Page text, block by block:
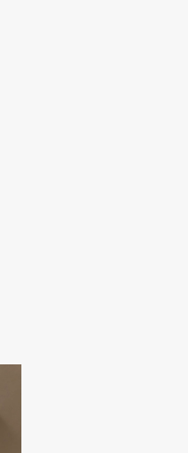
込チラシです。
込チラシです。